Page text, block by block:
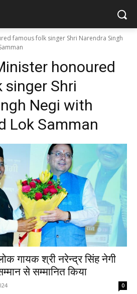
famous folk singer Shri Narendra Singh
honoured
Shri
Negi with
Lok Samman
गायक श्री नरेन्द्र सिंह नेगी
से सम्मानित किया
0